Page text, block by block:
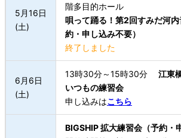
5月16日
(土)
階多目的ホール
唄って踊る！第2回すみだ河
約・申し込み不要）
終了しました
6月6日
(土)
13時30分～15時30分 江東
いつもの練習会
申し込みはこちら
BIGSHIP 拡大練習会（予約・